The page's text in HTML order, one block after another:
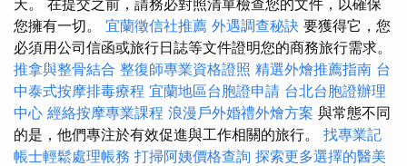
天。 在提交之前，請務必對照清單檢查您的文件，以確保
您擁有一切。 宜蘭徵信社推薦 外遇調查秘訣 要獲得它，您
必須用公司信函或旅行日誌等文件證明您的商務旅行需求。
推拿與整骨結合 整復師專業資格證照 精選外燴推薦指南 台
中泰式按摩排毒療程 宜蘭地區台胞證申請 台北台胞證辦理
中心 經絡按摩專業課程 浪漫戶外婚禮外燴方案 與常態不同
的是，他們專注於有效促進與工作相關的旅行。 找專業記
帳士輕鬆處理帳務 打掃阿姨價格查詢 探索更多選擇的醫美